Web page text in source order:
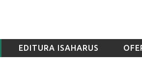
EDITURA ISAHARUS